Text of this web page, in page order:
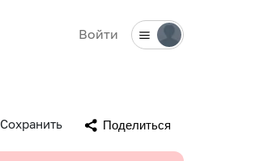
Войти
Сохранить Поделиться